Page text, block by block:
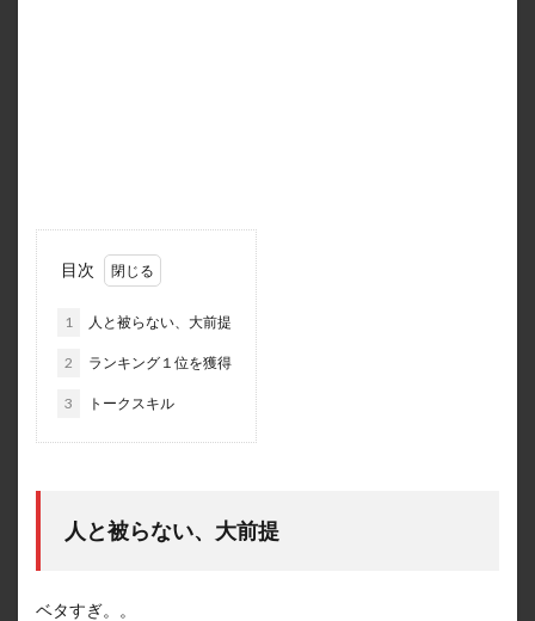
目次
1 人と被らない、大前提
2 ランキング１位を獲得
3 トークスキル
人と被らない、大前提
ベタすぎ。。